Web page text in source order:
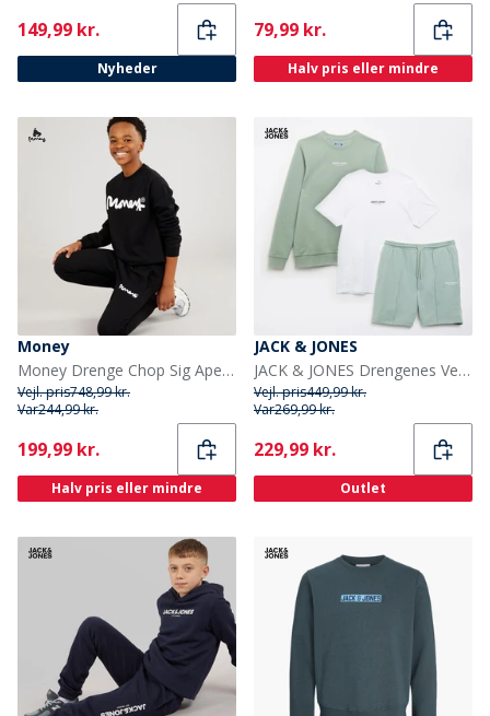
Current
149,99 kr.
Nyheder
Current
79,99 kr.
Halv pris eller mindre
Money
Money Drenge Chop Sig Ape Crew Træningsdragt Sort
Vejl. pris748,99 kr.
Var244,99 kr.
Current
199,99 kr.
Halv pris eller mindre
JACK & JONES
JACK & JONES Drengenes Vesterbr Sweatshirt T-shirt Og Shorts Co-Ord Sæt Isgrøn
Vejl. pris449,99 kr.
Var269,99 kr.
Current
229,99 kr.
Outlet